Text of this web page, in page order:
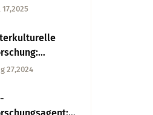
17,2025
27,2024